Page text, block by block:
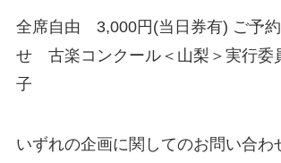
全席自由 3,000円(当日券有) ご予
せ 古楽コンクール＜山梨＞実行
子
いずれの企画に関してのお問い合わ